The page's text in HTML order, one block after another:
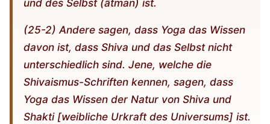
(25-2) Andere sagen, dass Yoga das Wissen
davon ist, dass Shiva und das Selbst nicht
unterschiedlich sind. Jene, welche die
Shivaismus-Schriften kennen, sagen, dass
Yoga das Wissen der Natur von Shiva und
Shakti [weibliche Urkraft des Universums] ist.